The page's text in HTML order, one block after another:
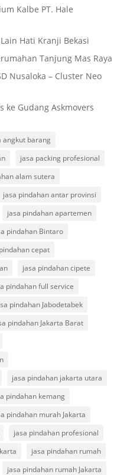
Kalbe PT. Hale
Hati Kranji Bekasi
Tanjung Mas Raya
Nusaloka – Cluster Neo
ke Gudang Askmovers
angkut barang
jasa packing profesional
alam sutera
jasa pindahan antar provinsi
jasa pindahan apartemen
pindahan Bintaro
cepat
jasa pindahan cipete
pindahan full service
pindahan Jabodetabek
pindahan Jakarta Barat
jasa pindahan jakarta utara
pindahan kemang
pindahan murah Jakarta
jasa pindahan profesional
jasa pindahan rumah
jasa pindahan rumah Jakarta